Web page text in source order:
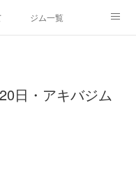
ジム一覧
日・アキバジム